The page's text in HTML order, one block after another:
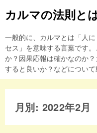
カルマの法則と
一般的に、カルマとは「人
セス」を意味する言葉です
か？因果応報は確かなのか
すると良いか？などについ
月別: 2022年2月